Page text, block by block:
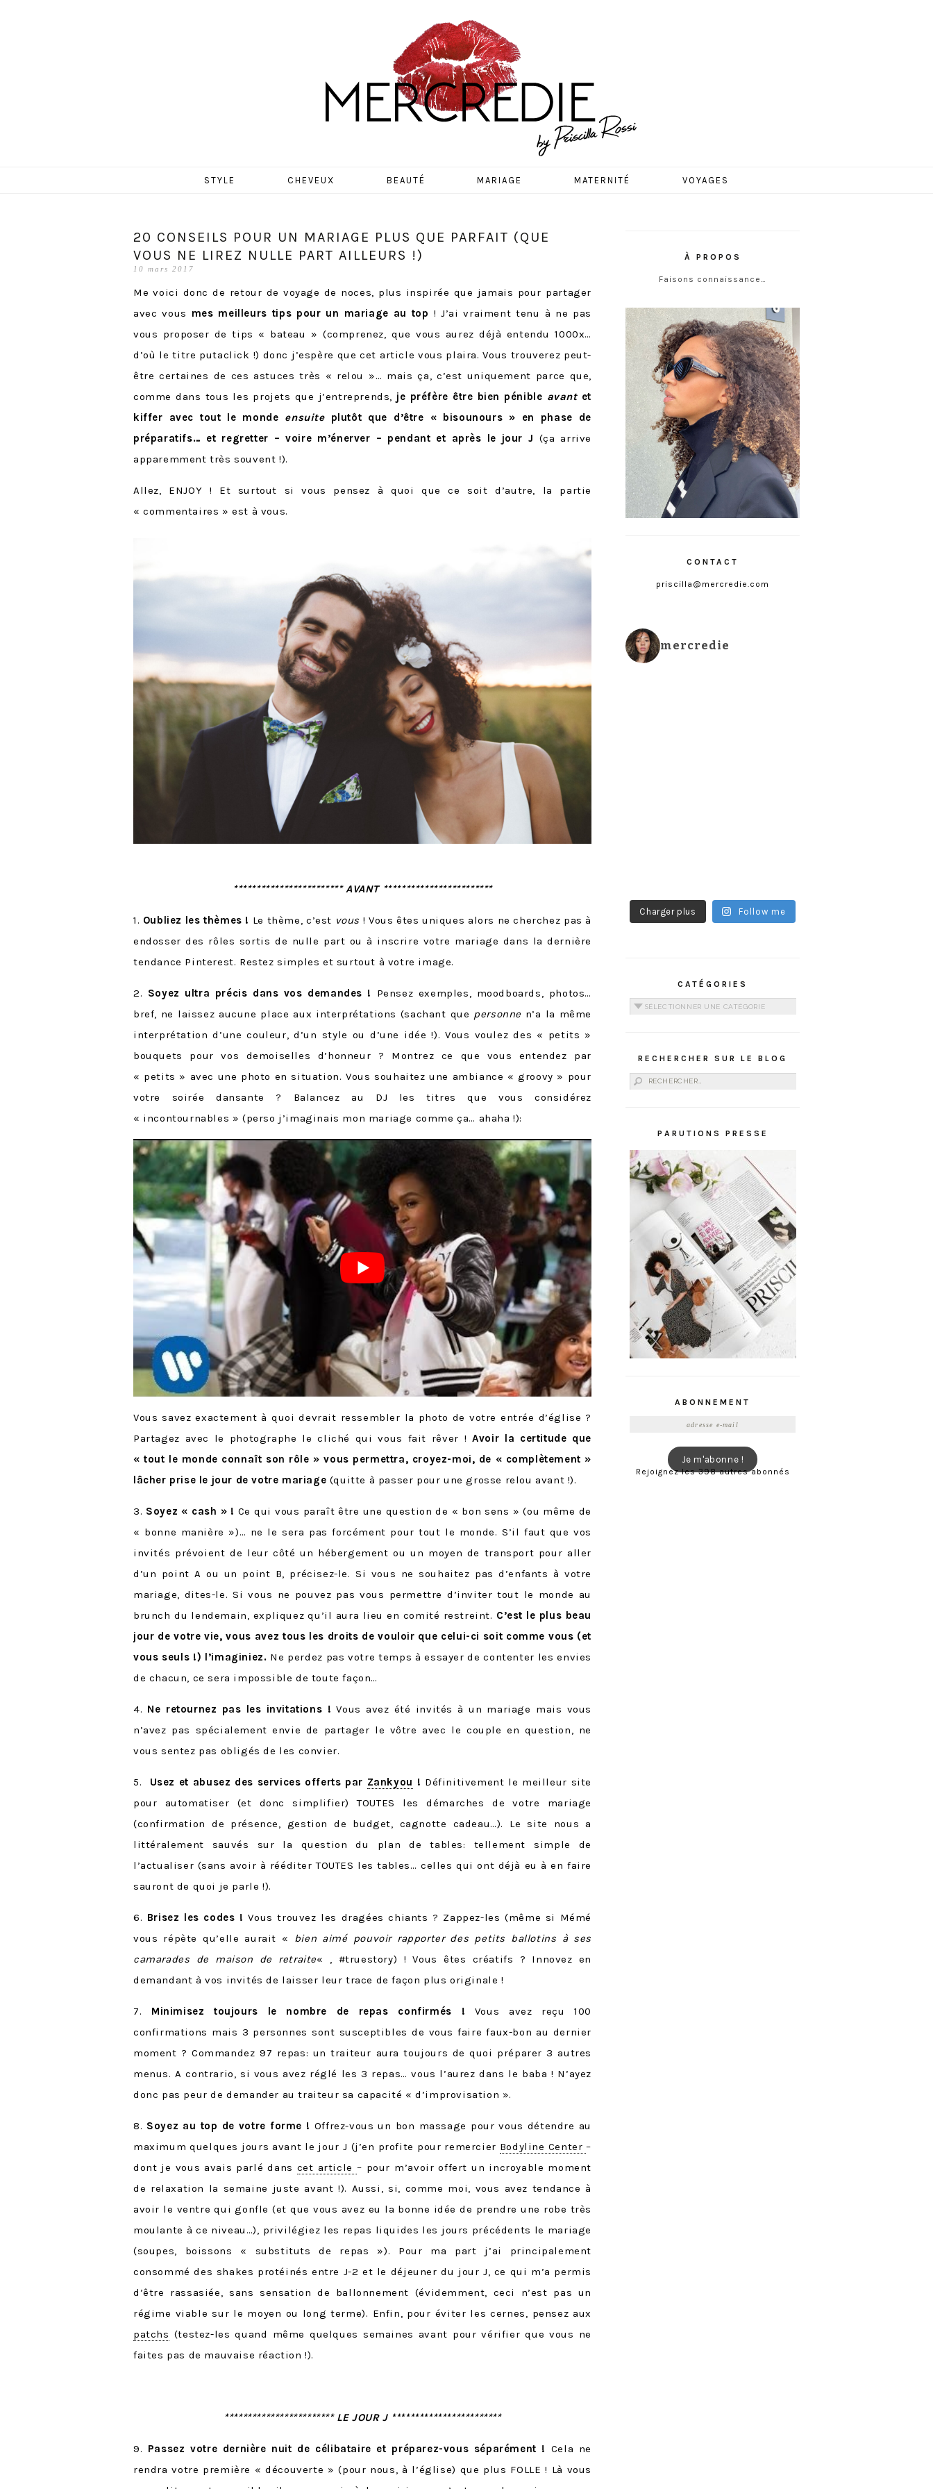
MERCREDIE
STYLE CHEVEUX BEAUTÉ MARIAGE MATERNITÉ VOYAGES
20 CONSEILS POUR UN MARIAGE PLUS QUE PARFAIT (QUE
VOUS NE LIREZ NULLE PART AILLEURS !)
10 mars 2017
Me voici donc de retour de voyage de noces, plus inspirée que jamais pour partager
avec vous mes meilleurs tips pour un mariage au top ! J’ai vraiment tenu à ne pas
vous proposer de tips « bateau » (comprenez, que vous aurez déjà entendu 1000x…
d’où le titre putaclick !) donc j’espère que cet article vous plaira. Vous trouverez peut-
être certaines de ces astuces très « relou »… mais ça, c’est uniquement parce que,
comme dans tous les projets que j’entreprends, je préfère être bien pénible avantet
kiffer avec tout le monde ensuiteplutôt que d’être « bisounours » en phase de
préparatifs… et regretter – voire m’énerver – pendant et après le jour J (ça arrive
apparemment très souvent !).
Allez, ENJOY ! Et surtout si vous pensez à quoi que ce soit d’autre, la partie
« commentaires » est à vous.
************************ AVANT ************************
1. Oubliez les thèmes ! Le thème, c’est vous ! Vous êtes uniques alors ne cherchez pas à
endosser des rôles sortis de nulle part ou à inscrire votre mariage dans la dernière
tendance Pinterest. Restez simples et surtout à votre image.
2. Soyez ultra précis dans vos demandes !
Pensez exemples, moodboards, photos…
bref, ne laissez aucune place aux interprétations (sachant que personne n’a la même
interprétation d’une couleur, d’un style ou d’une idée !). Vous voulez des « petits »
bouquets pour vos demoiselles d’honneur ? Montrez ce que vous entendez par
« petits » avec une photo en situation. Vous souhaitez une ambiance « groovy » pour
votre soirée dansante ? Balancez au DJ les titres que vous considérez
« incontournables » (perso j’imaginais mon mariage comme ça… ahaha !):
Vous savez exactement à quoi devrait ressembler la photo de votre entrée d’église ?
Partagez avec le photographe le cliché qui vous fait rêver !Avoir la certitude que
« tout le monde connaît son rôle » vous permettra, croyez-moi, de « complètement »
lâcher prise le jour de votre mariage (quitte à passer pour une grosse relou avant !).
3. Soyez « cash » ! Ce qui vous paraît être une question de « bon sens » (ou même de
« bonne manière »)… ne le sera pas forcément pour tout le monde. S’il faut que vos
invités prévoient de leur côté un hébergement ou un moyen de transport pour aller
d’un point A ou un point B, précisez-le. Si vous ne souhaitez pas d’enfants à votre
mariage, dites-le. Si vous ne pouvez pas vous permettre d’inviter tout le monde au
brunch du lendemain, expliquez qu’il aura lieu en comité restreint. C’est le plus beau
jour de votre vie, vous avez tous les droits de vouloir que celui-ci soit comme vous (et
vous seuls !) l’imaginiez. Ne perdez pas votre temps à essayer de contenter les envies
de chacun, ce sera impossible de toute façon…
4. Ne retournez pas les invitations ! Vous avez été invités à un mariage mais vous
n’avez pas spécialement envie de partager le vôtre avec le couple en question, ne
vous sentez pas obligés de les convier.
5. Usez et abusez des services offerts par Zankyou ! Définitivement le meilleur site
pour automatiser (et donc simplifier) TOUTES les démarches de votre mariage
(confirmation de présence, gestion de budget, cagnotte cadeau…). Le site nous a
littéralement sauvés sur la question du plan de tables: tellement simple de
l’actualiser (sans avoir à rééditer TOUTES les tables… celles qui ont déjà eu à en faire
sauront de quoi je parle !).
6. Brisez les codes ! Vous trouvez les dragées chiants ? Zappez-les (même si Mémé
vous répète qu’elle aurait « bien aimé pouvoir rapporter des petits ballotins à ses
camarades de maison de retraite« , #truestory) ! Vous êtes créatifs ? Innovez en
demandant à vos invités de laisser leur trace de façon plus originale !
7. Minimisez toujours le nombre de repas confirmés ! Vous avez reçu 100
confirmations mais 3 personnes sont susceptibles de vous faire faux-bon au dernier
moment ? Commandez 97 repas: un traiteur aura toujours de quoi préparer 3 autres
menus. A contrario, si vous avez réglé les 3 repas… vous l’aurez dans le baba ! N’ayez
donc pas peur de demander au traiteur sa capacité « d’improvisation ».
8. Soyez au top de votre forme ! Offrez-vous un bon massage pour vous détendre au
maximum quelques jours avant le jour J (j’en profite pour remercier Bodyline Center–
dont je vous avais parlé dans cet article – pour m’avoir offert un incroyable moment
de relaxation la semaine juste avant !). Aussi, si, comme moi, vous avez tendance à
avoir le ventre qui gonfle (et que vous avez eu la bonne idée de prendre une robe très
moulante à ce niveau…), privilégiez les repas liquides les jours précédents le mariage
(soupes, boissons « substituts de repas »). Pour ma part j’ai principalement
consommé des shakes protéinés entre J-2 et le déjeuner du jour J, ce qui m’a permis
d’être rassasiée, sans sensation de ballonnement (évidemment, ceci n’est pas un
régime viable sur le moyen ou long terme). Enfin, pour éviter les cernes, pensez aux
patchs (testez-les quand même quelques semaines avant pour vérifier que vous ne
faites pas de mauvaise réaction !).
************************ LE JOUR J ************************
9. Passez votre dernière nuit de célibataire et préparez-vous séparément ! Cela ne
rendra votre première « découverte » (pour nous, à l’église) que plus FOLLE ! Là vous
À PROPOS
Faisons connaissance…
CONTACT
priscilla@mercredie.com
mercredie
Charger plus Follow me
CATÉGORIES
Catégories
RECHERCHER SUR LE BLOG
Rechercher :
PARUTIONS PRESSE
ABONNEMENT
Je m'abonne !
Rejoignez les 398 autres abonnés